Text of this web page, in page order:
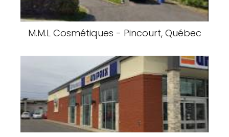
M.M.L Cosmétiques - Pincourt, Québec